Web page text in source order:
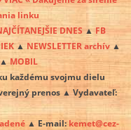
linku
DNES ▲FB
▲ NEWSLETTER archív ▲
MOBIL
každému svojmu dielu
prenos ▲ Vydavateľ:
▲ E-mail: kemet@cez-